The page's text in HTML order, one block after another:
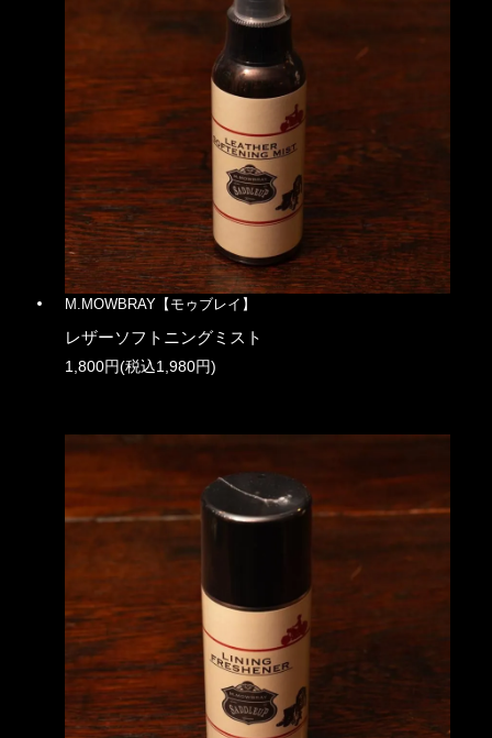
M.MOWBRAY【モゥブレイ】
レザーソフトニングミスト
1,800円(税込1,980円)